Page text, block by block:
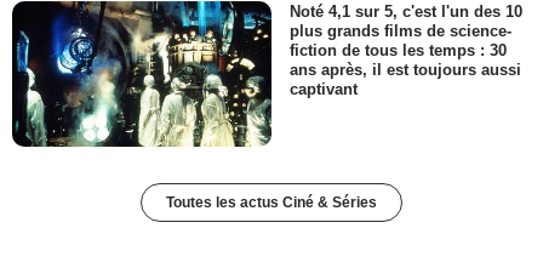
Noté 4,1 sur 5, c'est l'un des 10
plus grands films de science-
fiction de tous les temps : 30
ans après, il est toujours aussi
captivant
Toutes les actus Ciné & Séries